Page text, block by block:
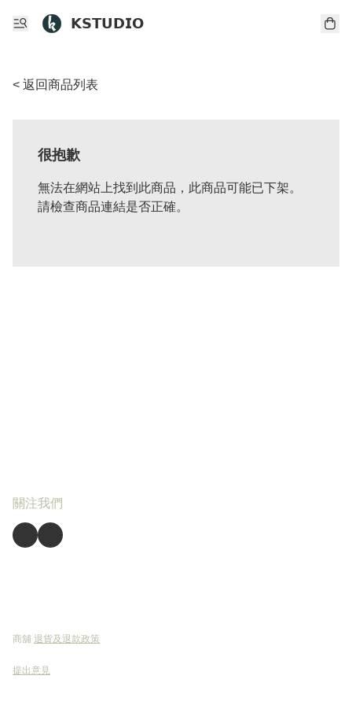
𝗞𝗦𝗧𝗨𝗗𝗜𝗢
< 返回商品列表
很抱歉
無法在網站上找到此商品，此商品可能已下架。
請檢查商品連結是否正確。
關注我們
商舖 退貨及退款政策
提出意見